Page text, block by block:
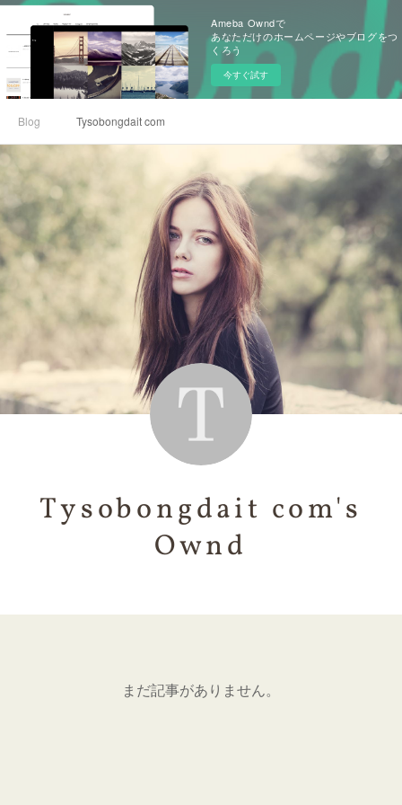
Ameba Owndで
あなただけのホームページやブログをつ
くろう
今すぐ試す
Blog Tysobongdait com
Tysobongdait com's
Ownd
まだ記事がありません。